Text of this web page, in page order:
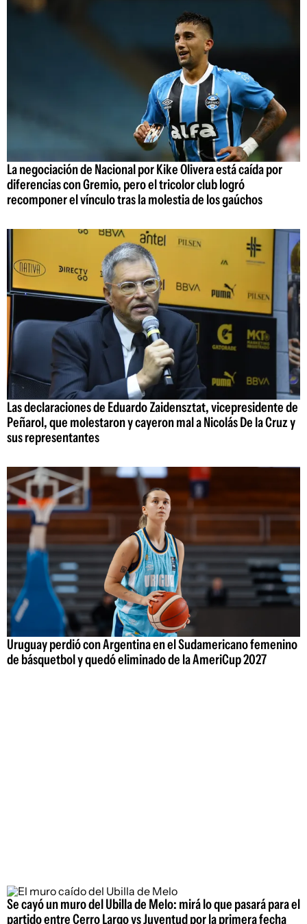
La negociación de Nacional por Kike Olivera está caída por
diferencias con Gremio, pero el tricolor club logró
recomponer el vínculo tras la molestia de los gaúchos
Las declaraciones de Eduardo Zaidensztat, vicepresidente de
Peñarol, que molestaron y cayeron mal a Nicolás De la Cruz y
sus representantes
Uruguay perdió con Argentina en el Sudamericano femenino
de básquetbol y quedó eliminado de la AmeriCup 2027
Se cayó un muro del Ubilla de Melo: mirá lo que pasará para el
partido entre Cerro Largo vs Juventud por la primera fecha